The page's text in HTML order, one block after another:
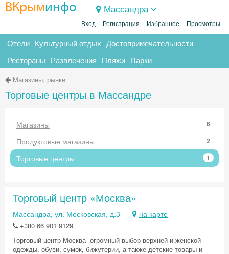
ВКрыминфо Массандра
Вход Регистрация Избранное Просмотры
Отели Культурный отдых Достопримечательности
Рестораны Развлечения Пляжи Парки
Магазины, рынки
Торговые центры в Массандре
Магазины 6
Продуктовые магазины 2
Торговые центры 1
Торговый центр «Москва»
Массандра, ул. Московская, д.3 на карте
+380 66 901 9129
Торговый центр Москва- огромный выбор верхней и женской
одежды, обуви, сумок, бижутерии, а также детские товары и